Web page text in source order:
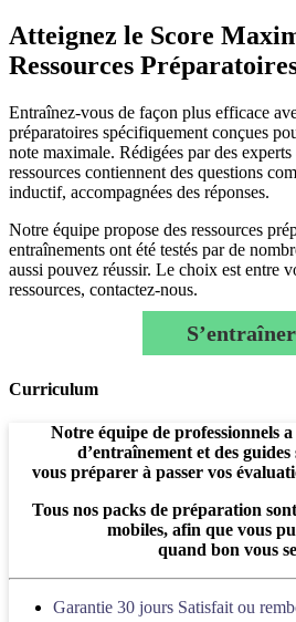
Atteignez le Score
Ressources
Entraînez-vous de façon plus efficace
préparatoires spécifiquement conçues
note maximale. Rédigées par des
ressources contiennent des questions
inductif, accompagnées des réponses.
Notre équipe propose des ressources
entraînements ont été testés par de
aussi pouvez réussir. Le choix est entre
ressources, contactez-nous.
Curriculum
Notre équipe de professionnels
d’entraînement et des
vous préparer à passer vos
Tous nos packs de préparation
mobiles, afin que vous
quand bon vous
Garantie 30 jours Satisfait ou